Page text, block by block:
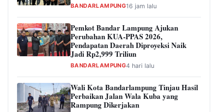
BANDARLAMPUNG16 jam lalu
Pemkot Bandar Lampung Ajukan
Perubahan KUA-PPAS 2026,
Pendapatan Daerah Diproyeksi Naik
Jadi Rp2,999 Triliun
BANDARLAMPUNG4 hari lalu
Wali Kota Bandarlampung Tinjau Hasil
Perbaikan Jalan Wala Kuba yang
Rampung Dikerjakan